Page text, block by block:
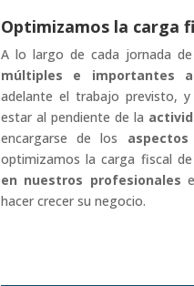
Optimizamos la carga
A lo largo de cada jornada
múltiples e importantes
adelante el trabajo previsto,
estar al pendiente de la
encargarse de los
optimizamos la carga fiscal
en nuestros profesionales
hacer crecer su negocio.